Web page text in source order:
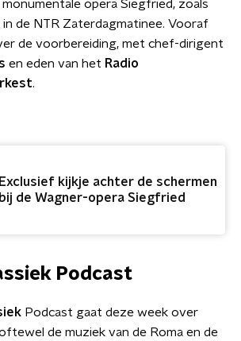
monumentale opera Siegfried, zoals
in de NTR Zaterdagmatinee. Vooraf
de voorbereiding, met chef-dirigent
en eden van het Radio
.
Exclusief kijkje achter de schermen
bij de Wagner-opera Siegfried
Podcast
Podcast gaat deze week over
de muziek van de Roma en de